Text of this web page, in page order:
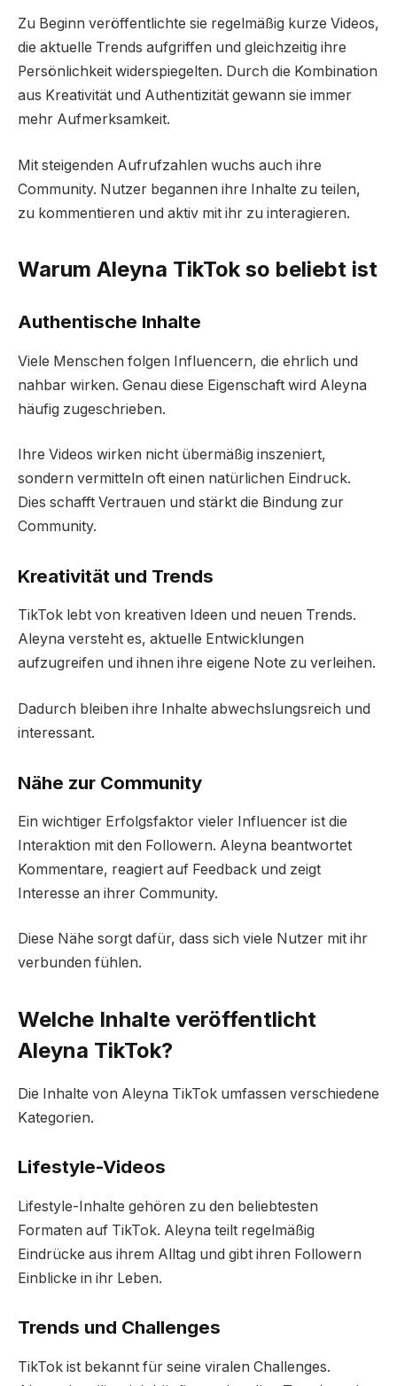
Zu Beginn veröffentlichte sie regelmäßig kurze Videos,
die aktuelle Trends aufgriffen und gleichzeitig ihre
Persönlichkeit widerspiegelten. Durch die Kombination
aus Kreativität und Authentizität gewann sie immer
mehr Aufmerksamkeit.
Mit steigenden Aufrufzahlen wuchs auch ihre
Community. Nutzer begannen ihre Inhalte zu teilen,
zu kommentieren und aktiv mit ihr zu interagieren.
Warum Aleyna TikTok so beliebt ist
Authentische Inhalte
Viele Menschen folgen Influencern, die ehrlich und
nahbar wirken. Genau diese Eigenschaft wird Aleyna
häufig zugeschrieben.
Ihre Videos wirken nicht übermäßig inszeniert,
sondern vermitteln oft einen natürlichen Eindruck.
Dies schafft Vertrauen und stärkt die Bindung zur
Community.
Kreativität und Trends
TikTok lebt von kreativen Ideen und neuen Trends.
Aleyna versteht es, aktuelle Entwicklungen
aufzugreifen und ihnen ihre eigene Note zu verleihen.
Dadurch bleiben ihre Inhalte abwechslungsreich und
interessant.
Nähe zur Community
Ein wichtiger Erfolgsfaktor vieler Influencer ist die
Interaktion mit den Followern. Aleyna beantwortet
Kommentare, reagiert auf Feedback und zeigt
Interesse an ihrer Community.
Diese Nähe sorgt dafür, dass sich viele Nutzer mit ihr
verbunden fühlen.
Welche Inhalte veröffentlicht
Aleyna TikTok?
Die Inhalte von Aleyna TikTok umfassen verschiedene
Kategorien.
Lifestyle-Videos
Lifestyle-Inhalte gehören zu den beliebtesten
Formaten auf TikTok. Aleyna teilt regelmäßig
Eindrücke aus ihrem Alltag und gibt ihren Followern
Einblicke in ihr Leben.
Trends und Challenges
TikTok ist bekannt für seine viralen Challenges.